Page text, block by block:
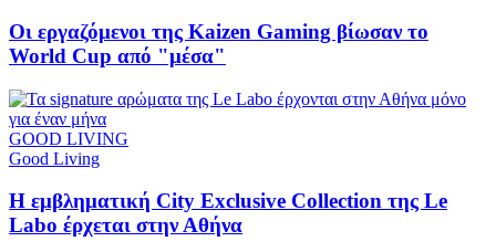
Οι εργαζόμενοι της Kaizen Gaming βίωσαν το
World Cup από "μέσα"
GOOD LIVING
Good Living
Η εμβληματική City Exclusive Collection της Le
Labo έρχεται στην Αθήνα